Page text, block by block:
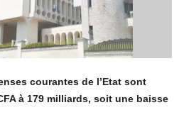
courantes de l’Etat sont
à 179 milliards, soit une baisse